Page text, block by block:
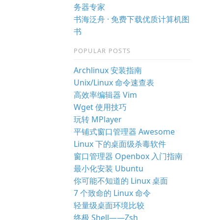
务器专家
书海泛舟 · 免费下载优质计算机图
书
POPULAR POSTS
Archlinux 安装指南
Unix/Linux 命令速查表
高效率编辑器 Vim
Wget 使用技巧
玩转 MPlayer
平铺式窗口管理器 Awesome
Linux 下的桌面级杀毒软件
窗口管理器 Openbox 入门指南
最小化安装 Ubuntu
你可能不知道的 Linux 桌面
7 个致命的 Linux 命令
轻量级桌面环境比较
终极 Shell——Zsh